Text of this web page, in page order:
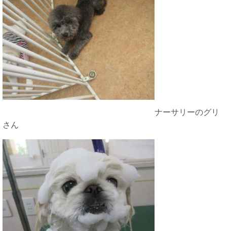
ナーサリーのグリ
さん